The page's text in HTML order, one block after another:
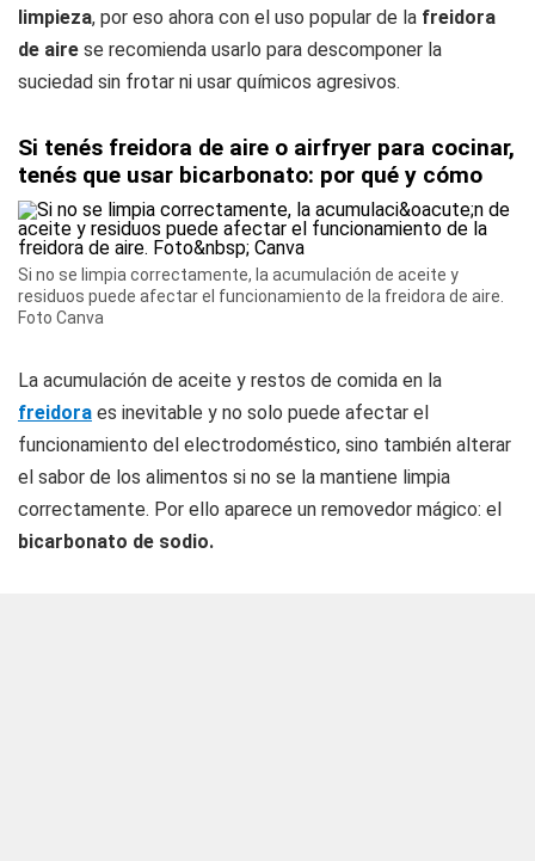
limpieza, por eso ahora con el uso popular de la freidora
de aire se recomienda usarlo para descomponer la
suciedad sin frotar ni usar químicos agresivos.
Si tenés freidora de aire o airfryer para cocinar,
tenés que usar bicarbonato: por qué y cómo
Si no se limpia correctamente, la acumulación de aceite y
residuos puede afectar el funcionamiento de la freidora de aire.
Foto Canva
La acumulación de aceite y restos de comida en la
freidora es inevitable y no solo puede afectar el
funcionamiento del electrodoméstico, sino también alterar
el sabor de los alimentos si no se la mantiene limpia
correctamente. Por ello aparece un removedor mágico: el
bicarbonato de sodio.